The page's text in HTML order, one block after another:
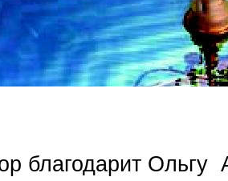
благодарит Oльгу